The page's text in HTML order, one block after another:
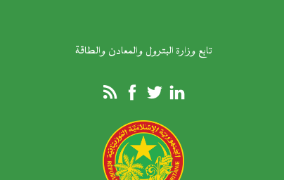
تابع وزارة البترول والمعادن والطاقة